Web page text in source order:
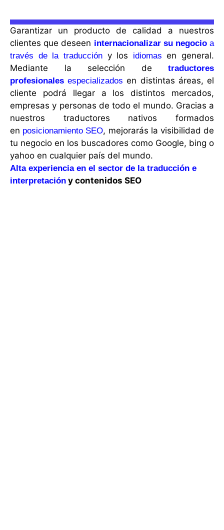
Garantizar un producto de calidad a nuestros
clientes que deseen internacionalizar su negocioa
través de la traduccióny los idiomasen general.
Mediante la selección de traductores
profesionales especializados en distintas áreas, el
cliente podrá llegar a los distintos mercados,
empresas y personas de todo el mundo. Gracias a
nuestros traductores nativos formados
en posicionamiento SEO, mejorarás la visibilidad de
tu negocio en los buscadores como Google, bing o
yahoo en cualquier país del mundo.
Alta experiencia en el sector de la traducción e
interpretación y contenidos SEO